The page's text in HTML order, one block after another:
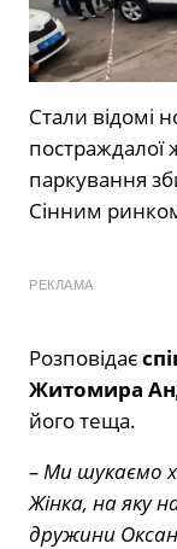
Стали відомі
постраждалої
паркування
Сінним
РЕКЛАМА
Розповідає
Житомира
його теща.
– Ми шукаємо
Жінка, на яку
дружини